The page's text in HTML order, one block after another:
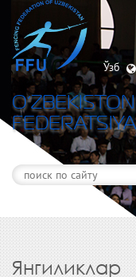
Ўзб
Янгиликлар